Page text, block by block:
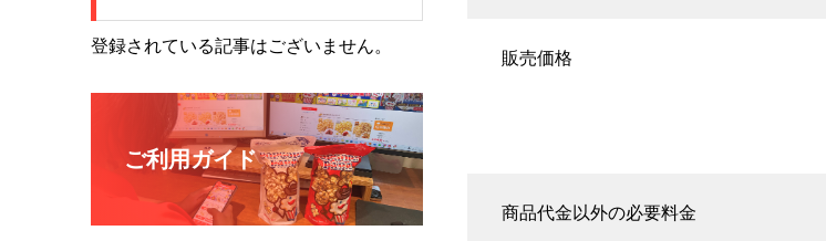
販売価格
商品代金以外の必要料金
登録されている記事はございません。
ご利用ガイド